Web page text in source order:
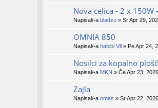
Nova celica - 2 x 150W
Napisal/-a bladzo » Sr Apr 29,
OMNIA 850
Napisal/-a habibi Vll » Pe Apr 24,
Nosilci za kopalno
Napisal/-a MKN » Če Apr 23,
Zajla
Napisal/-a omas » Sr Apr 22,